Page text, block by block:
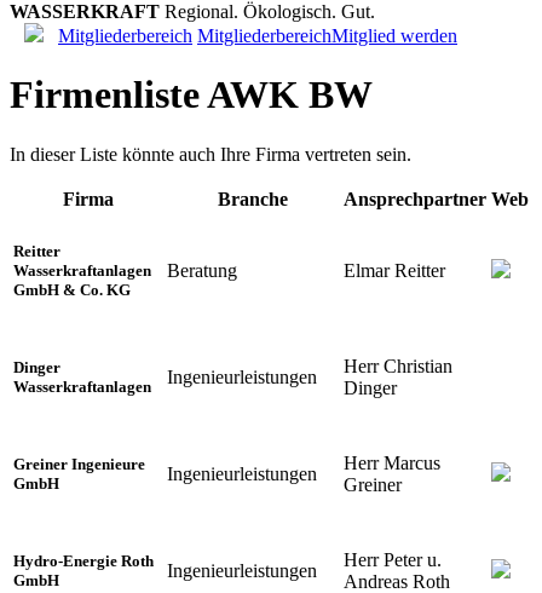
WASSERKRAFT Regional. Ökologisch. Gut.
Mitgliederbereich MitgliederbereichMitglied werden
Firmenliste AWK BW
In dieser Liste könnte auch Ihre Firma vertreten sein.
Firma Branche Ansprechpartner Web
Reitter
Wasserkraftanlagen
GmbH & Co. KG
Beratung Elmar Reitter
Dinger
Wasserkraftanlagen
Ingenieurleistungen
Herr Christian
Dinger
Greiner Ingenieure
GmbH
Ingenieurleistungen
Herr Marcus
Greiner
Hydro-Energie Roth
GmbH
Ingenieurleistungen
Herr Peter u.
Andreas Roth